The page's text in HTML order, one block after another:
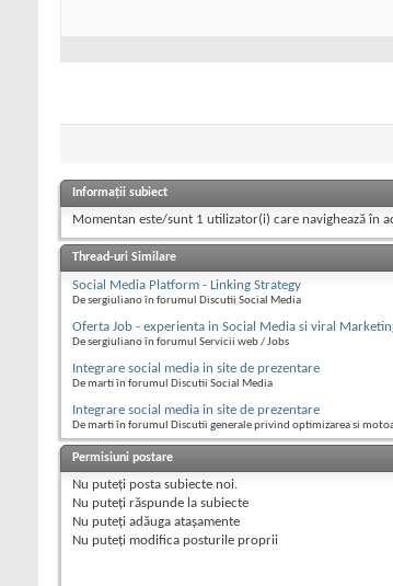
Informații subiect
Momentan este/sunt 1 utilizator(i) care navighează în
Thread-uri Similare
Social Media Platform - Linking Strategy
De sergiuliano în forumul Discutii Social Media
Oferta Job - experienta in Social Media si viral
De sergiuliano în forumul Servicii web / Jobs
Integrare social media in site de prezentare
De marti în forumul Discutii Social Media
Integrare social media in site de prezentare
De marti în forumul Discutii generale privind optimizarea si
Permisiuni postare
Nu puteţi posta subiecte noi.
Nu puteţi răspunde la subiecte
Nu puteţi adăuga ataşamente
Nu puteţi modifica posturile proprii